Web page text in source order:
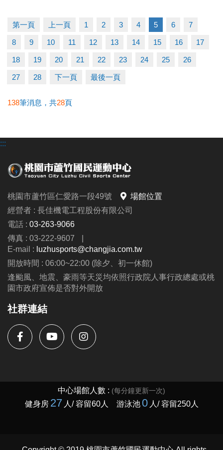
（三）超過比賽時間 3 分鐘未出賽者，以棄權論（以
大會掛鐘為準）。
（四）為使比賽順利進行，大會有權調度場地安排及
出場順序，不得異議。
解釋等權利。
-洽詢專線：03-2639066 #115、116
-官網 :
https://www.lzsports.com.tw/zh_TW/news/pageID/1/
-FB : 桃園市蘆竹國民運動中心
-IG : @luzhusports
第一頁 上一頁 1 2 3 4 5 6 7
8 9 10 11 12 13 14 15 16 17
18 19 20 21 22 23 24 25 26
27 28 下一頁 最後一頁
138筆消息，共28頁
:::
桃園市蘆竹區仁愛路一段49號
場館位置
經營者 : 長佳機電工程股份有限公司
電話 : 03-263-9066
傳真 : 03-222-9607
|
E-mail : luzhusports@changjia.com.tw
開放時間 : 06:00~22:00 (除夕、初一休館)
逢颱風、地震、豪雨等天災均依照行政院人事行政總處或桃
園市政府宣佈是否對外開放
社群連結